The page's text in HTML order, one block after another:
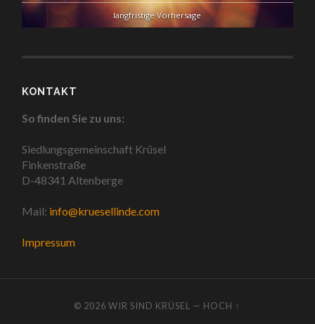
langfristige Vorhersage
KONTAKT
So finden Sie zu uns:
Siedlungsgemeinschaft Krüsel
Finkenstraße
D-48341 Altenberge
Mail: info@kruesellinde.com
Impressum
© 2026WIR SIND KRÜSEL — HOCH ↑